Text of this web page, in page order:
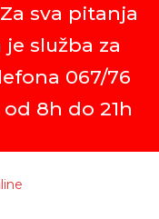
sva pitanja
služba za
067/76
8h do 21h